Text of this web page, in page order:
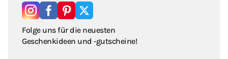
Folge uns für die neuesten
Geschenkideen und ‑gutscheine!